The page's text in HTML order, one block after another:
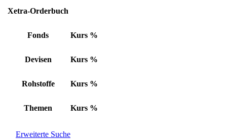
Xetra-Orderbuch
Fonds Kurs %
Devisen Kurs %
Rohstoffe Kurs %
Themen Kurs %
Erweiterte Suche